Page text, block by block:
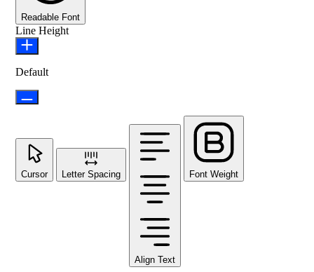
Readable Font
Line Height
Default
Cursor Letter Spacing
Align Text
Font Weight